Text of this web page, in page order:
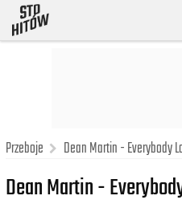
Przeboje Dean Martin - Everybody
Dean Martin -